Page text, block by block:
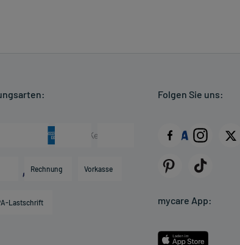
Rechnung Vorkasse
Lastschrift
Folgen Sie uns:
mycare App: